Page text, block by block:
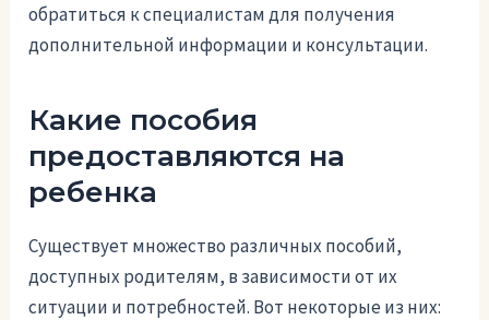
обратиться к специалистам для получения
дополнительной информации и консультации.
Какие пособия
предоставляются на
ребенка
Существует множество различных пособий,
доступных родителям, в зависимости от их
ситуации и потребностей. Вот некоторые из них: